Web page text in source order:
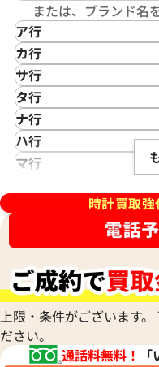
イトジャスト 41
格
点の参考買取価格です
または、ブランド名
ア行
IKEPOD
アイクポッド
IWC
アイダブリューシー
Azimuth
アジムース
ANONIMO
Alain Silberstein
アラン・シルベスタイン
Armand Nicolet
アルマン・ニコレ
WALTHAM
ウォルサム
HUBLOT
ウブロ
ETERNA
カ行
CASIO
カシオ
Cartier
カルティエ
Gaga Milano
ガガミラノ
Quinting
クインティング
Cuervo y Sobrinos
クエルボ・イ・ソブリ
CVSTOS
クストス
Chronoswiss
クロノスイス
GUCCI
サ行
Saint Laurent
サンローラン
Shellman
シェルマン
CITIZEN
シチズン
Chopard
ショパール
CHAUMET
ショーメ
Jacob & Co.
ジェイコブ
タ行
TAG Heuer
タグ・ホイヤー
Daniel Roth
ダニエル・ロート
TUDOR
チューダー(チュードル)
ティファニー
Dior
ディオール
ナ行
NOMOS Glashütte
ノモス グラスヒュッテ
ハ行
Hamilton
Harry Winston
ハリー・ウィンストン
Patek Philippe
Panerai
パネライ
Parmigiani Fleurier
パルミジャーニ・フルリ
Piaget
マ行
MAURICE LACROIX
モーリス・ラクロア
RALPH LAUREN
ラルフ ローレン
リシャール・ミル
Louis Vuitton
ルイ・ヴィトン
Luminox
ルミノックス
Ressence
時計買取強
上限・条件がございます
ださい。
通話料無料！